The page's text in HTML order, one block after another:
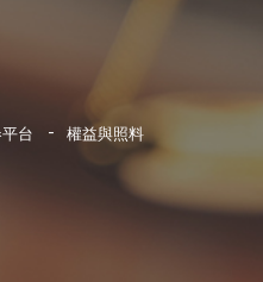
台 權益與照料